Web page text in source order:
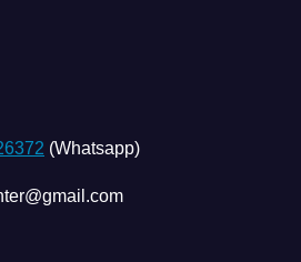
(Whatsapp)